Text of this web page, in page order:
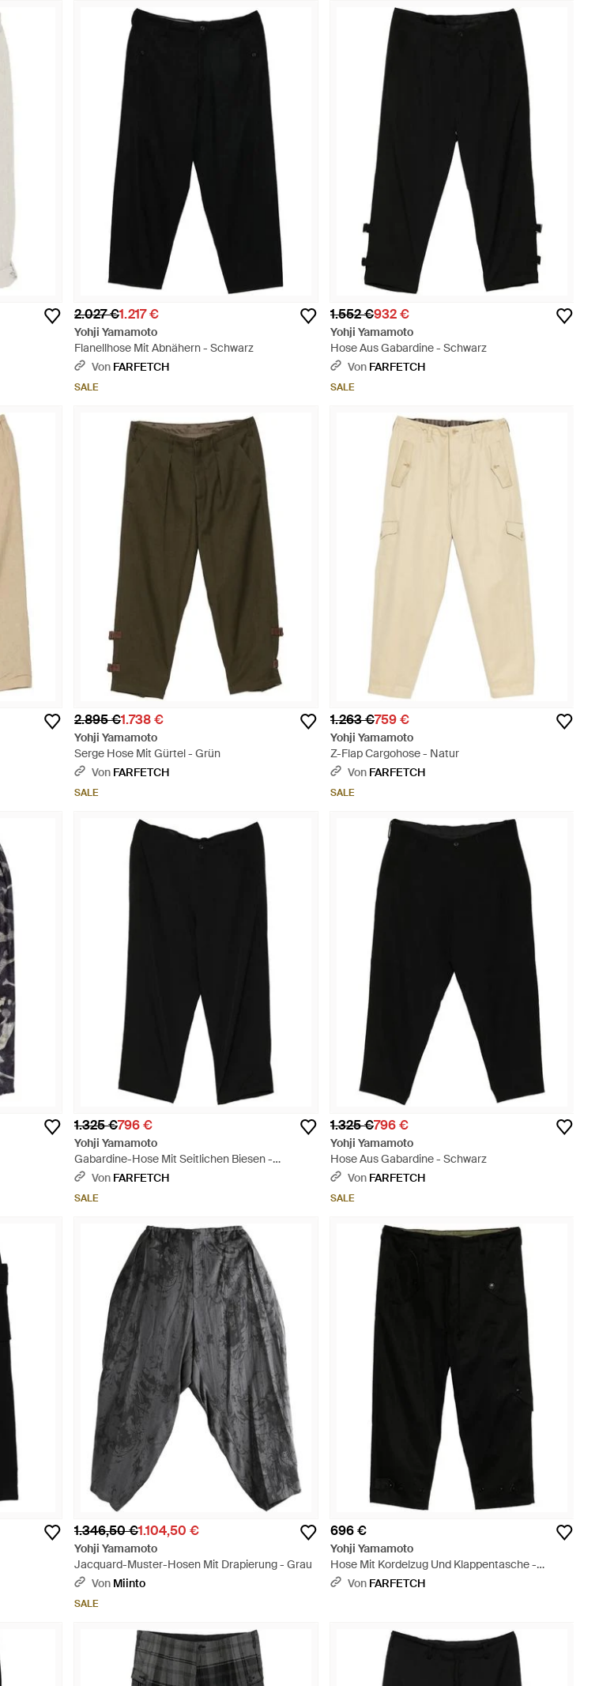
2.027 €1.217 €
Yohji Yamamoto
Flanellhose Mit Abnähern - Schwarz
Von FARFETCH
SALE
1.552 €932 €
Yohji Yamamoto
Hose Aus Gabardine - Schwarz
Von FARFETCH
SALE
2.895 €1.738 €
Yohji Yamamoto
Serge Hose Mit Gürtel - Grün
Von FARFETCH
SALE
1.263 €759 €
Yohji Yamamoto
Z-Flap Cargohose - Natur
Von FARFETCH
SALE
1.325 €796 €
Yohji Yamamoto
Gabardine-Hose Mit Seitlichen Biesen -
Schwarz
Von FARFETCH
SALE
1.325 €796 €
Yohji Yamamoto
Hose Aus Gabardine - Schwarz
Von FARFETCH
SALE
1.346,50 €1.104,50 €
Yohji Yamamoto
Jacquard-Muster-Hosen Mit Drapierung - Grau
Von Miinto
SALE
696 €
Yohji Yamamoto
Hose Mit Kordelzug Und Klappentasche -
Schwarz
Von FARFETCH